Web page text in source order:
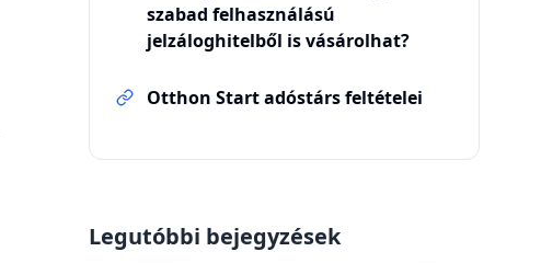
szabad felhasználású
jelzáloghitelből is vásárolhat?
Otthon Start adóstárs feltételei
Legutóbbi bejegyzések